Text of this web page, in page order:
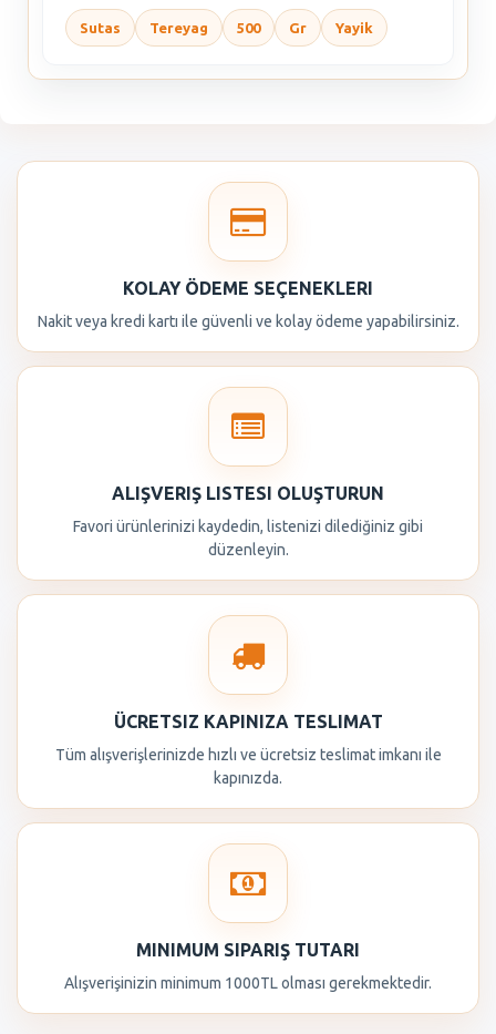
Sutas Tereyag 500 Gr Yayik
KOLAY ÖDEME SEÇENEKLERI
Nakit veya kredi kartı ile güvenli ve kolay ödeme yapabilirsiniz.
ALIŞVERIŞ LISTESI OLUŞTURUN
Favori ürünlerinizi kaydedin, listenizi dilediğiniz gibi
düzenleyin.
ÜCRETSIZ KAPINIZA TESLIMAT
Tüm alışverişlerinizde hızlı ve ücretsiz teslimat imkanı ile
kapınızda.
MINIMUM SIPARIŞ TUTARI
Alışverişinizin minimum 1000TL olması gerekmektedir.